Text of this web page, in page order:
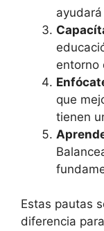
entorno
que
tienen
Estas pautas
diferencia